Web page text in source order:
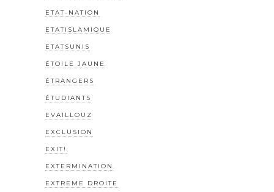
ETAT-NATION
ETATISLAMIQUE
ETATSUNIS
ÉTOILE JAUNE
ÉTRANGERS
ÉTUDIANTS
EVAILLOUZ
EXCLUSION
EXIT!
EXTERMINATION
EXTREME DROITE